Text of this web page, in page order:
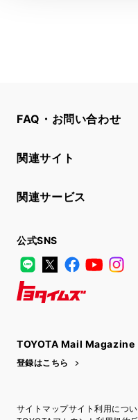
FAQ・お問い合わせ
関連サイト
関連サービス
公式SNS
LINE
X Facebook
TOYOTA Mail Magazine
登録はこちら
サイトマップサイト利用につ